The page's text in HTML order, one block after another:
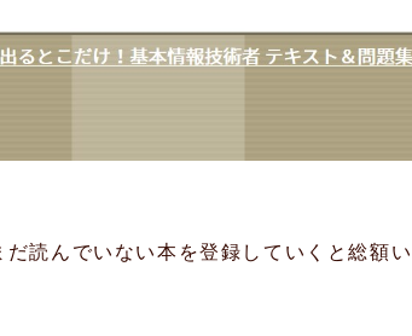
読んでいない本を登録していくと総額